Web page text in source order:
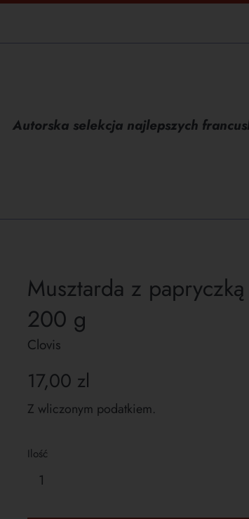
Autorska selekcja najlepszych
Musztarda z papryczką
200 g
Clovis
Cena
17,00 zl
Z wliczonym podatkiem.
Ilość